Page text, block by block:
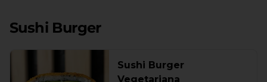
Sushi Burger
Sushi Burger
Vegetariana